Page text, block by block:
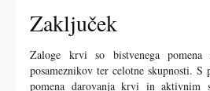
Zaključek
Zaloge krvi so bistvenega
posameznikov ter celotne skupnosti. S
pomena darovanja krvi in aktivnim